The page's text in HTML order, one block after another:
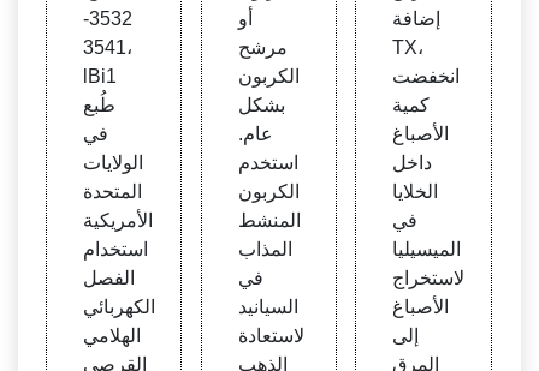
كروم
من أغ
شية
جرانا
السبا
نخ
3532-
3541،
lBi1
طُبع
في
الولايات
المتحدة
الأمريكية
استخدام
الفصل
الكهربائي
الهلامي
القرصي
كن ا
ستبدا
ل ماج
نافلو
ك 10
11 م
ن بول
ي أكر
يلاميد
أنيوني
أو
مرشح
الكربون
بشكل
عام.
استخدم
الكربون
المنشط
المذاب
في
السيانيد
لاستعادة
الذهب
ض للت
وتر ال
سطح
ي | اي
ه ام ب
ي اك
سبري
س | ن
ص كا
مل
إضافة
TX،
انخفضت
كمية
الأصباغ
داخل
الخلايا
في
الميسيليا
لاستخراج
الأصباغ
إلى
المرق